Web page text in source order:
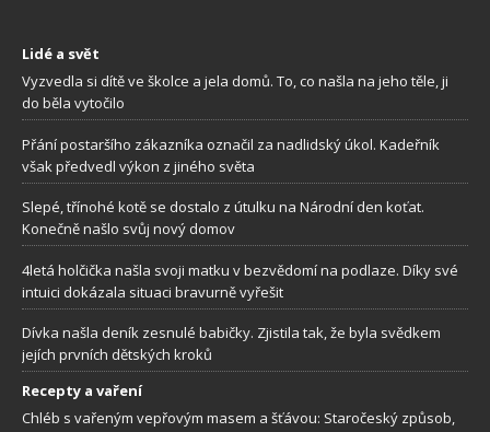
Lidé a svět
Vyzvedla si dítě ve školce a jela domů. To, co našla na jeho těle, ji
do běla vytočilo
Přání postaršího zákazníka označil za nadlidský úkol. Kadeřník
však předvedl výkon z jiného světa
Slepé, třínohé kotě se dostalo z útulku na Národní den koťat.
Konečně našlo svůj nový domov
4letá holčička našla svoji matku v bezvědomí na podlaze. Díky své
intuici dokázala situaci bravurně vyřešit
Dívka našla deník zesnulé babičky. Zjistila tak, že byla svědkem
jejích prvních dětských kroků
Recepty a vaření
Chléb s vařeným vepřovým masem a šťávou: Staročeský způsob,